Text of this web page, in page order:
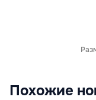
Похожие